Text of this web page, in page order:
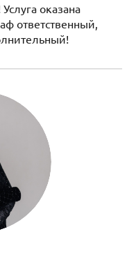
оказана
ответственный,